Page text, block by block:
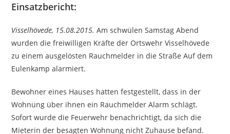
Einsatzbericht:
Visselhövede, 15.08.2015. Am schwülen Samstag Abend
wurden die freiwilligen Kräfte der Ortswehr Visselhövede
zu einem ausgelösten Rauchmelder in die Straße Auf dem
Eulenkamp alarmiert.
Bewohner eines Hauses hatten festgestellt, dass in der
Wohnung über ihnen ein Rauchmelder Alarm schlägt.
Sofort wurde die Feuerwehr benachrichtigt, da sich die
Mieterin der besagten Wohnung nicht Zuhause befand.